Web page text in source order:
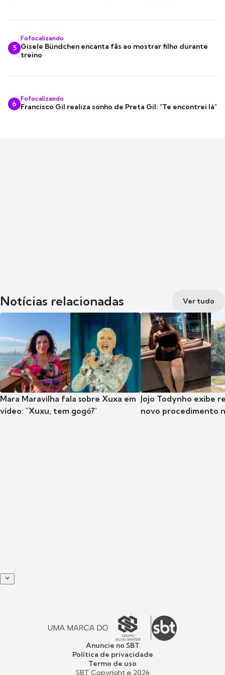
5
Fofocalizando
Gisele Bündchen encanta fãs ao mostrar filho durante
treino
6
Fofocalizando
Francisco Gil realiza sonho de Preta Gil: "Te encontrei lá"
Notícias relacionadas Ver tudo
Mara Maravilha fala sobre Xuxa em
vídeo: "Xuxu, tem gogó?"
Jojo Todynho exibe
novo procedimento
Anuncie no SBT
Política de privacidade
Termo de uso
SBT Copyright © 2026